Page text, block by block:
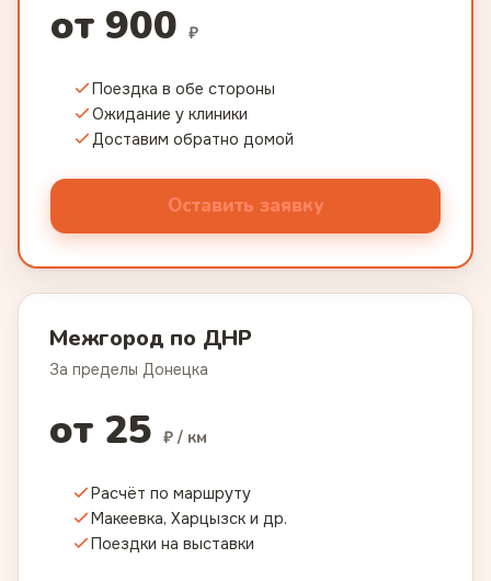
от 900 ₽
Поездка в обе стороны
Ожидание у клиники
Доставим обратно домой
Оставить заявку
Межгород по ДНР
За пределы Донецка
от 25 ₽ / км
Расчёт по маршруту
Макеевка, Харцызск и др.
Поездки на выставки